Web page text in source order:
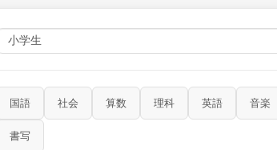
国語 社会 算数 理科 英語 音楽
書写
育 図画工作 書写